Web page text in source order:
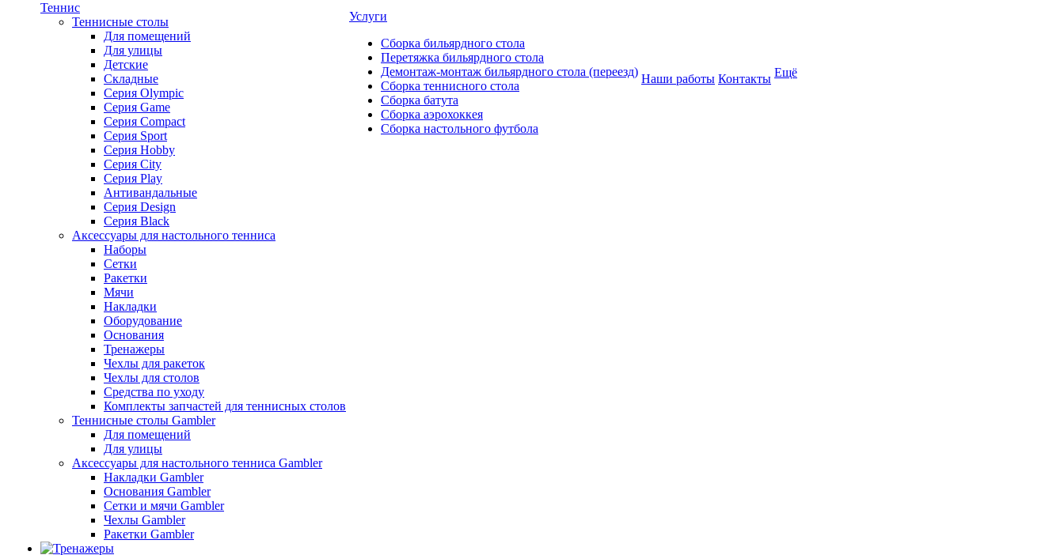
Теннис
Теннисные столы
Для помещений
Для улицы
Детские
Складные
Серия Olympic
Серия Game
Серия Compact
Серия Sport
Серия Hobby
Серия City
Серия Play
Антивандальные
Серия Design
Серия Black
Аксессуары для настольного тенниса
Наборы
Сетки
Ракетки
Мячи
Накладки
Оборудование
Основания
Тренажеры
Чехлы для ракеток
Чехлы для столов
Средства по уходу
Комплекты запчастей для теннисных столов
Теннисные столы Gambler
Для помещений
Для улицы
Аксессуары для настольного тенниса Gambler
Накладки Gambler
Основания Gambler
Сетки и мячи Gambler
Чехлы Gambler
Ракетки Gambler
Услуги
Сборка бильярдного стола
Перетяжка бильярдного стола
Демонтаж-монтаж бильярдного стола (переезд)
Сборка теннисного стола
Сборка батута
Сборка аэрохоккея
Сборка настольного футбола
Наши работы Контакты Ещё